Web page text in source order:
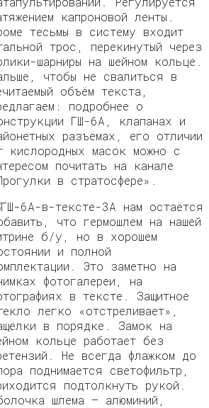
капроновой ленты.
тесьмы в систему входит
трос, перекинутый через
шарниры на шейном кольце.
чтобы не свалиться в
объём текста,
подробнее о
ГШ-6А, клапанах и
разъёмах, его отличии
кислородных масок можно с
почитать на канале
в стратосфере».
А нам остаётся
что гермошлем на нашей
б/у, но в хорошем
и полной
Это заметно на
фотогалереи, на
в тексте. Защитное
легко «отстреливает»,
в порядке. Замок на
кольце работает без
Не всегда флажком до
поднимается светофильтр,
подтолкнуть рукой.
шлема — алюминий,